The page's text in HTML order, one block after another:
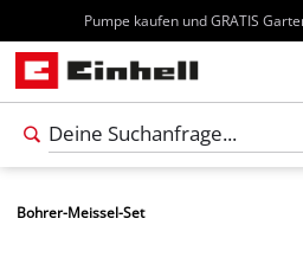
Kostenloser
Bohrer-Meissel-Set